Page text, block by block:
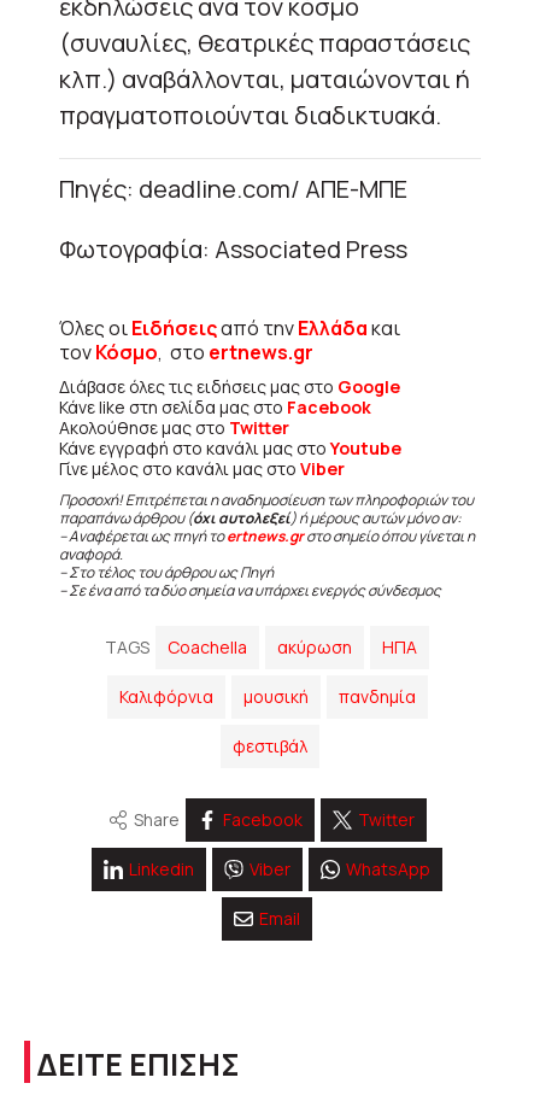
(συναυλίες, θεατρικές παραστάσεις
κλπ.) αναβάλλονται, ματαιώνονται ή
πραγματοποιούνται διαδικτυακά.
Πηγές: deadline.com/ ΑΠΕ-ΜΠΕ
Φωτογραφία: Associated Press
Όλες οιΕιδήσειςαπό τηνΕλλάδακαι
τονΚόσμο, στο ertnews.gr
Διάβασε όλες τις ειδήσεις μας στο Google
Κάνε like στη σελίδα μας στο Facebook
Ακολούθησε μας στο Twitter
Κάνε εγγραφή στο κανάλι μας στοYoutube
Γίνε μέλος στο κανάλι μας στο Viber
Προσοχή! Επιτρέπεται η αναδημοσίευση των πληροφοριών του
παραπάνω άρθρου (όχι αυτολεξεί) ή μέρους αυτών μόνο αν:
– Αναφέρεται ως πηγή τοertnews.grστο σημείο όπου γίνεται η
αναφορά.
– Στο τέλος του άρθρου ως Πηγή
– Σε ένα από τα δύο σημεία να υπάρχει ενεργός σύνδεσμος
TAGS Coachella ακύρωση ΗΠΑ
Καλιφόρνια μουσική πανδημία
φεστιβάλ
Share Facebook Twitter
Linkedin Viber WhatsApp
Email
ΔΕΙΤΕ ΕΠΙΣΗΣ